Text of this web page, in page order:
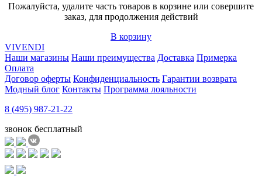
Пожалуйста, удалите часть товаров в корзине или совершите
заказ, для продолжения действий
В корзину
VIVENDI
Наши магазины Наши преимущества Доставка Примерка
Оплата
Договор оферты Конфиденциальность Гарантии возврата
Модный блог Контакты Программа лояльности
8 (495) 987-21-22
звонок бесплатный